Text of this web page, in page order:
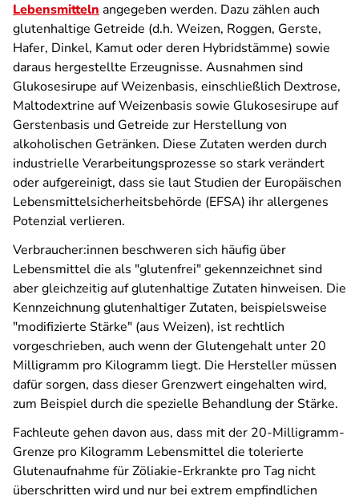
Lebensmitteln angegeben werden. Dazu zählen auch
glutenhaltige Getreide (d.h. Weizen, Roggen, Gerste,
Hafer, Dinkel, Kamut oder deren Hybridstämme) sowie
daraus hergestellte Erzeugnisse. Ausnahmen sind
Glukosesirupe auf Weizenbasis, einschließlich Dextrose,
Maltodextrine auf Weizenbasis sowie Glukosesirupe auf
Gerstenbasis und Getreide zur Herstellung von
alkoholischen Getränken. Diese Zutaten werden durch
industrielle Verarbeitungsprozesse so stark verändert
oder aufgereinigt, dass sie laut Studien der Europäischen
Lebensmittelsicherheitsbehörde (EFSA) ihr allergenes
Potenzial verlieren.
Verbraucher:innen beschweren sich häufig über
Lebensmittel die als "glutenfrei" gekennzeichnet sind
aber gleichzeitig auf glutenhaltige Zutaten hinweisen. Die
Kennzeichnung glutenhaltiger Zutaten, beispielsweise
"modifizierte Stärke" (aus Weizen), ist rechtlich
vorgeschrieben, auch wenn der Glutengehalt unter 20
Milligramm pro Kilogramm liegt. Die Hersteller müssen
dafür sorgen, dass dieser Grenzwert eingehalten wird,
zum Beispiel durch die spezielle Behandlung der Stärke.
Fachleute gehen davon aus, dass mit der 20-Milligramm-
Grenze pro Kilogramm Lebensmittel die tolerierte
Glutenaufnahme für Zöliakie-Erkrankte pro Tag nicht
überschritten wird und nur bei extrem empfindlichen